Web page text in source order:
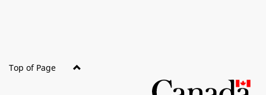
Top of Page